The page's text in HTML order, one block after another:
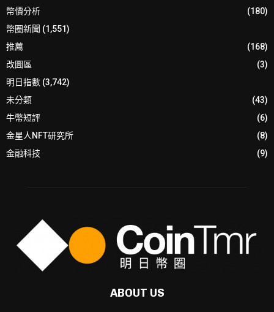
幣價分析
(180)
幣圈新聞 (1,551)
推薦
(168)
改圖區
(3)
明日指數 (3,742)
未分類
(43)
牛幣短評
(6)
金星人NFT研究所
(8)
金融科技
(9)
ABOUT US